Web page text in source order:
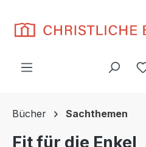
Bücher Sachthemen
Fit für die Enkel